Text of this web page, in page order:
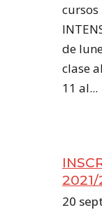
cursos
de
clase
11 al...
2021/
20